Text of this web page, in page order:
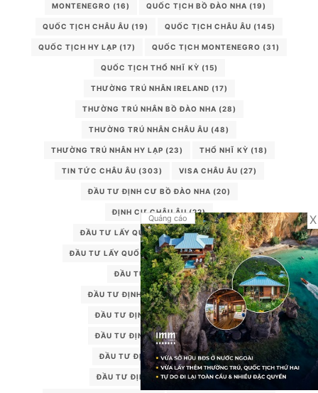
MONTENEGRO (16) QUỐC TỊCH BỒ ĐÀO NHA (19)
QUỐC TỊCH CHÂU ÂU (19) QUỐC TỊCH CHÂU ÂU (145)
QUỐC TỊCH HY LẠP (17) QUỐC TỊCH MONTENEGRO (31)
QUỐC TỊCH THỔ NHĨ KỲ (15)
THƯỜNG TRÚ NHÂN IRELAND (17)
THƯỜNG TRÚ NHÂN BỒ ĐÀO NHA (28)
THƯỜNG TRÚ NHÂN CHÂU ÂU (48)
THƯỜNG TRÚ NHÂN HY LẠP (23) THỔ NHĨ KỲ (18)
TIN TỨC CHÂU ÂU (303) VISA CHÂU ÂU (27)
ĐẦU TƯ ĐỊNH CƯ BỒ ĐÀO NHA (20)
ĐỊNH CƯ CHÂU ÂU(22)
ĐẦU TƯ LẤY QUỐC TỊCH CHÂU ÂU(25)
ĐẦU TƯ LẤY QUỐC TỊCH MONTENEGRO(15)
ĐẦU TƯ ĐỊNH CƯ(24)
ĐẦU TƯ ĐỊNH CƯ BỒ ĐÀO NHA(14)
ĐẦU TƯ ĐỊNH CƯ CHÂU ÂU(31)
ĐẦU TƯ ĐỊNH CƯ CHÂU ÂU(13)
ĐẦU TƯ ĐỊNH CƯ HY LẠP(16)
ĐẦU TƯ ĐỊNH CƯ IRELAND(11)
Quảng cáo X